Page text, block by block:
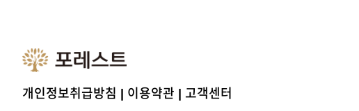
개인정보취급방침 | 이용약관 | 고객센터